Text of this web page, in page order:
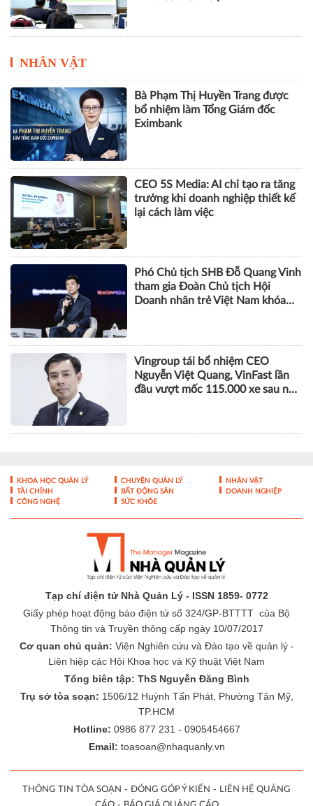
NHÂN VẬT
Bà Phạm Thị Huyền Trang được
bổ nhiệm làm Tổng Giám đốc
Eximbank
CEO 5S Media: AI chỉ tạo ra tăng
trưởng khi doanh nghiệp thiết kế
lại cách làm việc
Phó Chủ tịch SHB Đỗ Quang Vinh
tham gia Đoàn Chủ tịch Hội
Doanh nhân trẻ Việt Nam khóa
Vingroup tái bổ nhiệm CEO
Nguyễn Việt Quang, VinFast lần
đầu vượt mốc 115.000 xe sau nửa
KHOA HỌC QUẢN LÝ CHUYỆN QUẢN LÝ
NHÂN VẬT
TÀI CHÍNH
BẤT ĐỘNG SẢN
DOANH NGHIỆP
CÔNG NGHỆ
SỨC KHỎE
Tạp chí điện tử Nhà Quản Lý - ISSN 1859- 0772
Giấy phép hoạt động báo điện tử số 324/GP-BTTTT của Bộ
Thông tin và Truyền thông cấp ngày 10/07/2017
Cơ quan chủ quản: Viện Nghiên cứu và Đào tạo về quản lý -
Liên hiệp các Hội Khoa học và Kỹ thuật Việt Nam
Tổng biên tập: ThS Nguyễn Đăng Bình
Trụ sở tòa soạn: 1506/12 Huỳnh Tấn Phát, Phường Tân Mỹ,
TP.HCM
Hotline: 0986 877 231 - 0905454667
Email: toasoan@nhaquanly.vn
THÔNG TIN TÒA SOẠN - ĐÓNG GÓP Ý KIẾN - LIÊN HỆ QUẢNG
-